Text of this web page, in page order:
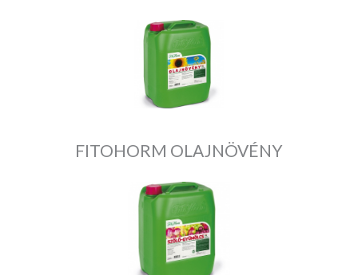
FITOHORM OLAJNÖVÉNY